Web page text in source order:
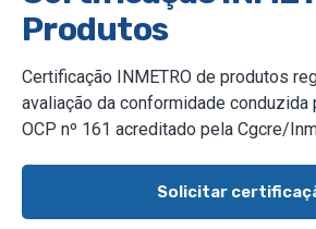
Produtos
Certificação INMETRO de produtos
avaliação da conformidade conduzida
OCP nº 161 acreditado pela Cgcre/
Solicitar